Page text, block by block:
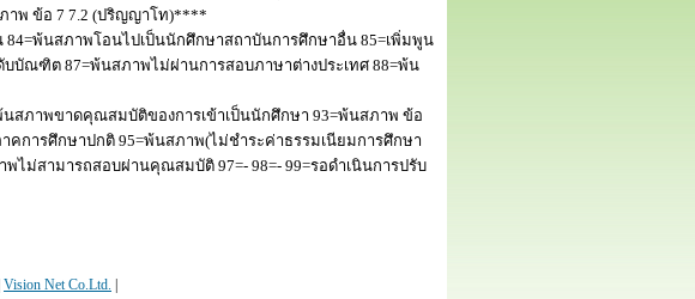
าพ ข้อ 7 7.2 (ปริญญาโท)****
84=พ้นสภาพโอนไปเป็นนักศึกษาสถาบันการศึกษาอื่น 85=เพิ่มพูน
บัณฑิต 87=พ้นสภาพไม่ผ่านการสอบภาษาต่างประเทศ 88=พ้น
สภาพขาดคุณสมบัติของการเข้าเป็นนักศึกษา 93=พ้นสภาพ ข้อ
คการศึกษาปกติ 95=พ้นสภาพ(ไม่ชำระค่าธรรมเนียมการศึกษา
ไม่สามารถสอบผ่านคุณสมบัติ 97=- 98=- 99=รอดำเนินการปรับ
Vision Net Co.Ltd.